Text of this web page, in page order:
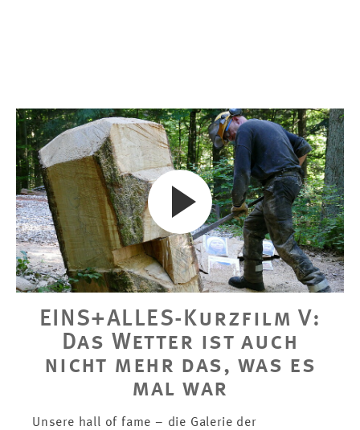
EINS+ALLES-Kurzfilm V:
Das Wetter ist auch
nicht mehr das, was es
mal war
Unsere hall of fame – die Galerie der